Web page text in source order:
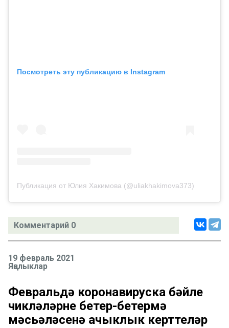
Посмотреть эту публикацию в Instagram
Публикация от Юлия Хакимова (@uliakhakimova373)
Комментарий 0
19 февраль 2021
Яңалыклар
Февральдә коронавируска бәйле
чикләүләрне бетерү-бетермәү
мәсьәләсенә ачыклык керттеләр